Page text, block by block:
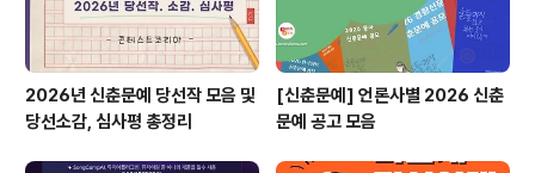
2026년 신춘문예 당선작 모음 및
당선소감, 심사평 총정리
[신춘문예] 언론사별 2026 신춘
문예 공고 모음